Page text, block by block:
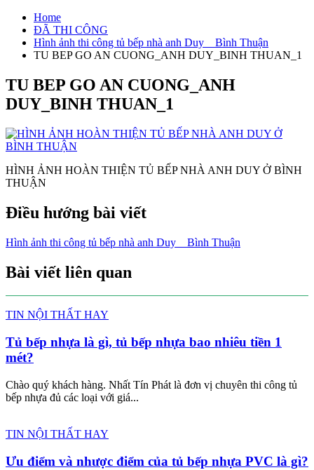
Home
ĐÃ THI CÔNG
Hình ảnh thi công tủ bếp nhà anh Duy _ Bình Thuận
TU BEP GO AN CUONG_ANH DUY_BINH THUAN_1
TU BEP GO AN CUONG_ANH
DUY_BINH THUAN_1
HÌNH ẢNH HOÀN THIỆN TỦ BẾP NHÀ ANH DUY Ở BÌNH
THUẬN
Điều hướng bài viết
Hình ảnh thi công tủ bếp nhà anh Duy _ Bình Thuận
Bài viết liên quan
TIN NỘI THẤT HAY
Tủ bếp nhựa là gì, tủ bếp nhựa bao nhiêu tiền 1
mét?
Chào quý khách hàng. Nhất Tín Phát là đơn vị chuyên thi công tủ
bếp nhựa đủ các loại với giá...
TIN NỘI THẤT HAY
Ưu điểm và nhược điểm của tủ bếp nhựa PVC là gì?